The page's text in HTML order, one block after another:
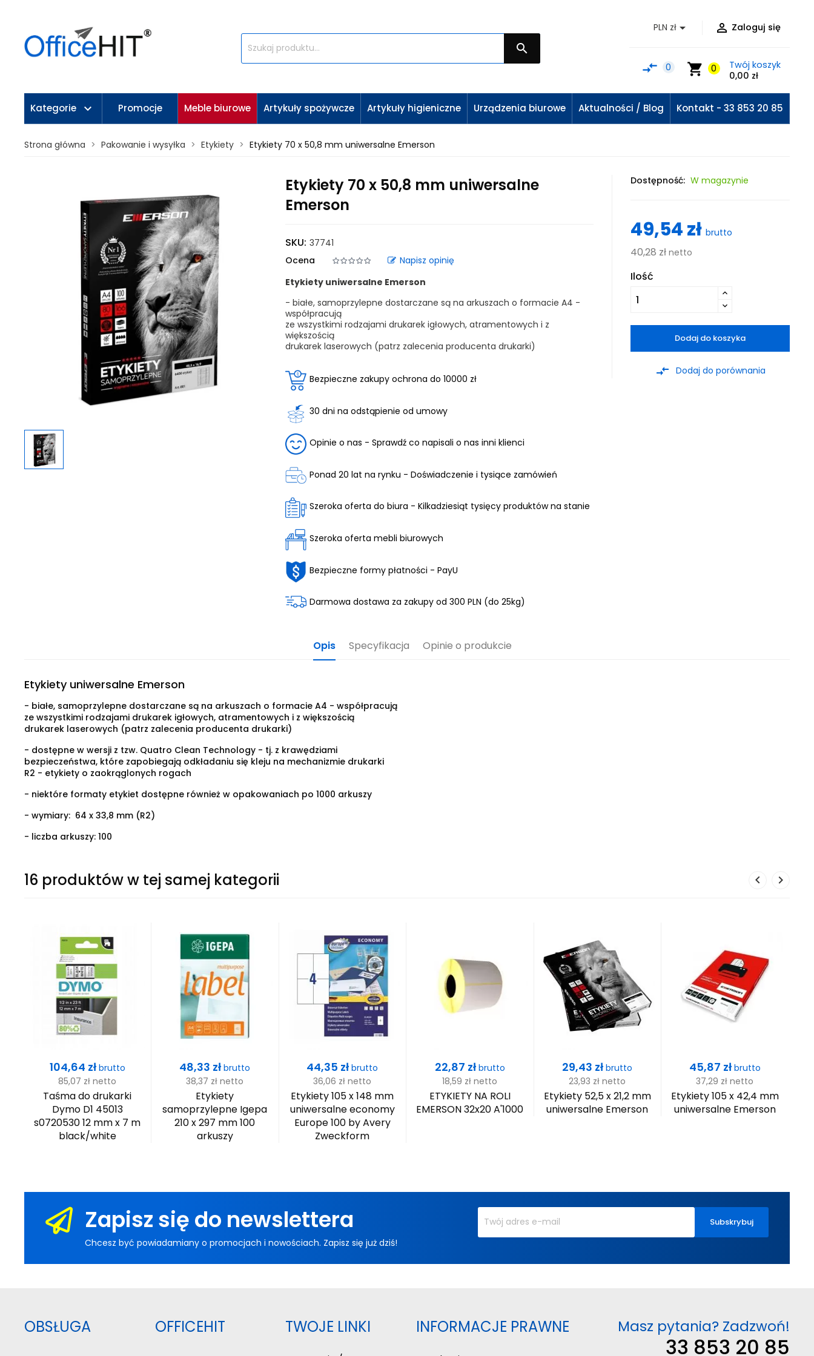

 Zaloguj się
PLN zł
shopping_cart 0
Twój koszyk
0,00 zł
compare_arrows 0
Kategorie keyboard_arrow_down Promocje Meble biurowe Artykuły spożywcze Artykuły higieniczne Urządzenia biurowe Aktualności / Blog Kontakt - 33 853 20 85
Strona główna Pakowanie i wysyłka Etykiety Etykiety 70 x 50,8 mm uniwersalne Emerson
Etykiety 70 x 50,8 mm uniwersalne
Emerson
SKU: 37741
Ocena
Napisz opinię
Etykiety uniwersalne Emerson
- białe, samoprzylepne dostarczane są na arkuszach o formacie A4 -
współpracują
ze wszystkimi rodzajami drukarek igłowych, atramentowych i z
większością
drukarek laserowych (patrz zalecenia producenta drukarki)
Bezpieczne zakupy ochrona do 10000 zł
30 dni na odstąpienie od umowy
Opinie o nas - Sprawdź co napisali o nas inni klienci
Ponad 20 lat na rynku - Doświadczenie i tysiące zamówień
Szeroka oferta do biura - Kilkadziesiąt tysięcy produktów na stanie
Szeroka oferta mebli biurowych
Bezpieczne formy płatności - PayU
Darmowa dostawa za zakupy od 300 PLN (do 25kg)
Dostępność: W magazynie
49,54 zł brutto
40,28 zł netto
Ilość
Dodaj do koszyka
compare_arrows Dodaj do porównania
Opis Specyfikacja Opinie o produkcie
Etykiety uniwersalne Emerson
- białe, samoprzylepne dostarczane są na arkuszach o formacie A4 - współpracują
ze wszystkimi rodzajami drukarek igłowych, atramentowych i z większością
drukarek laserowych (patrz zalecenia producenta drukarki)
- dostępne w wersji z tzw. Quatro Clean Technology - tj. z krawędziami
bezpieczeństwa, które zapobiegają odkładaniu się kleju na mechanizmie drukarki
R2 - etykiety o zaokrąglonych rogach
- niektóre formaty etykiet dostępne również w opakowaniach po 1000 arkuszy
- wymiary: 64 x 33,8 mm (R2)
- liczba arkuszy: 100
16 produktów w tej samej kategorii
Cena
104,64 zł brutto
85,07 zł netto
Taśma do drukarki
Dymo D1 45013
s0720530 12 mm x 7 m
black/white
Cena
48,33 złbrutto
38,37 zł netto
Etykiety
samoprzylepne Igepa
210 x 297 mm 100
arkuszy
Cena
44,35 złbrutto
36,06 zł netto
Etykiety 105 x 148 mm
uniwersalne economy
Europe 100 by Avery
Zweckform
Cena
22,87 zł brutto
18,59 zł netto
ETYKIETY NA ROLI
EMERSON 32x20 A'1000
Cena
29,43 złbrutto
23,93 zł netto
Etykiety 52,5 x 21,2 mm
uniwersalne Emerson
Cena
45,87 zł brutto
37,29 zł netto
Etykiety 105 x 42,4 mm
uniwersalne Emerson
Zapisz się do newslettera
Chcesz być powiadamiany o promocjach i nowościach. Zapisz się już dziś!
OBSŁUGA OFFICEHIT TWOJE LINKI INFORMACJE PRAWNE Masz pytania? Zadzwoń!
33 853 20 85